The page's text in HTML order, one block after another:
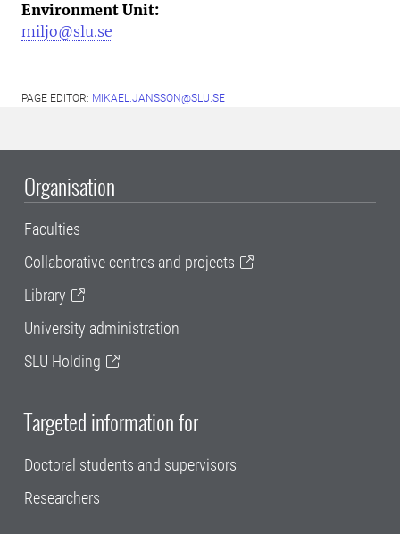
Environment Unit:
miljo@slu.se
PAGE EDITOR: MIKAEL.JANSSON@SLU.SE
Organisation
Faculties
Collaborative centres and projects
Library
University administration
SLU Holding
Targeted information for
Doctoral students and supervisors
Researchers